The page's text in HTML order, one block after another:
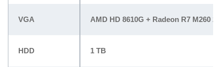
VGA AMD HD 8610G + Radeon R7 M260 2
HDD 1 TB